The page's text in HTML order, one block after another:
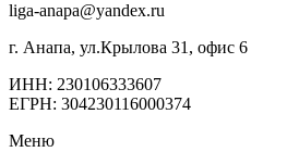
liga-anapa@yandex.ru
г. Анапа, ул.Крылова 31, офис 6
ИНН: 230106333607
ЕГРН: 304230116000374
Меню